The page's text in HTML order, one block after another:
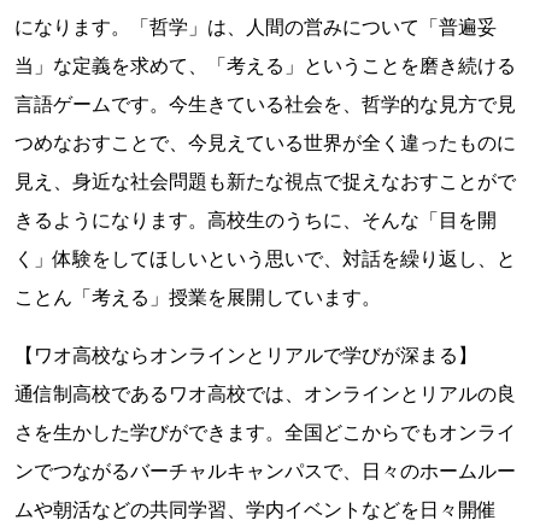
になります。「哲学」は、人間の営みについて「普遍妥
当」な定義を求めて、「考える」ということを磨き続ける
言語ゲームです。今生きている社会を、哲学的な見方で見
つめなおすことで、今見えている世界が全く違ったものに
見え、身近な社会問題も新たな視点で捉えなおすことがで
きるようになります。高校生のうちに、そんな「目を開
く」体験をしてほしいという思いで、対話を繰り返し、と
ことん「考える」授業を展開しています。
【ワオ高校ならオンラインとリアルで学びが深まる】
通信制高校であるワオ高校では、オンラインとリアルの良
さを生かした学びができます。全国どこからでもオンライ
ンでつながるバーチャルキャンパスで、日々のホームルー
ムや朝活などの共同学習、学内イベントなどを日々開催